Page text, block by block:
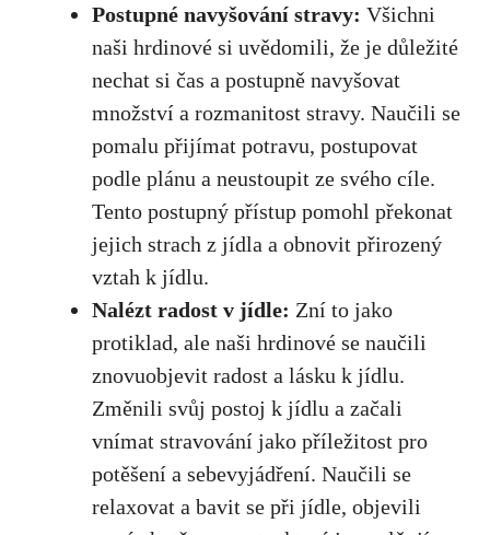
Postupné navyšování stravy: Všichni
naši hrdinové si uvědomili, že je důležité
nechat si ‍čas a ⁣postupně navyšovat
množství a rozmanitost stravy. Naučili se
pomalu​ přijímat potravu, postupovat
podle plánu a neustoupit ze svého‌ cíle.
Tento postupný přístup ⁤pomohl překonat​
jejich⁤ strach z ​jídla a obnovit přirozený
vztah k jídlu.
Nalézt⁤ radost v jídle: Zní to jako
⁤protiklad, ale naši hrdinové se naučili
znovuobjevit‍ radost a lásku k jídlu.
Změnili ‌svůj postoj k jídlu a začali
vnímat stravování ‌jako příležitost ⁣pro
potěšení a​ sebevyjádření. Naučili se
relaxovat a bavit se při jídle, objevili